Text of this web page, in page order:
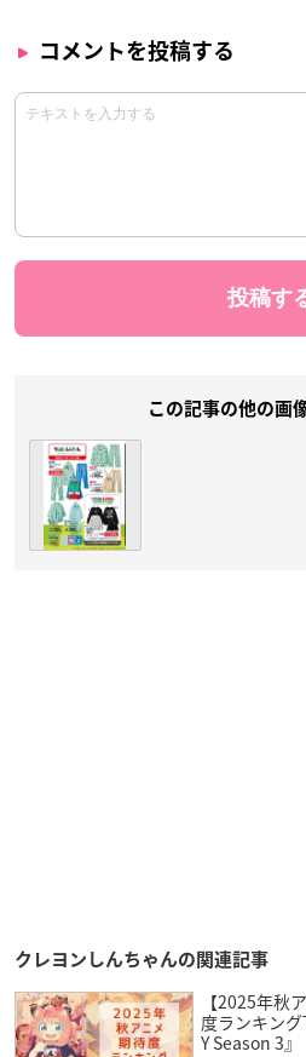
コメントを投稿する
この記事の他の画
クレヨンしんちゃんの関連記事
【2025年秋
度ランキン
Y Season 3』